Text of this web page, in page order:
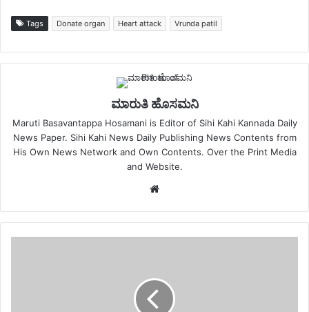
Tags Donate organ Heart attack Vrunda patil
ಮಾರುತಿ ಹೊಸಮನಿ
Maruti Basavantappa Hosamani is Editor of Sihi Kahi Kannada Daily
News Paper. Sihi Kahi News Daily Publishing News Contents from
His Own News Network and Own Contents. Over the Print Media
and Website.
Website